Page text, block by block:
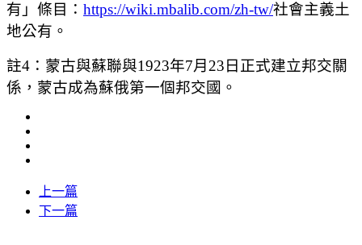
有」條目： https://wiki.mbalib.com/zh-tw/社會主義土
地公有。
註4： 蒙古與蘇聯與1923年7月23日正式建立邦交關
係，蒙古成為蘇俄第一個邦交國。
上一篇
下一篇